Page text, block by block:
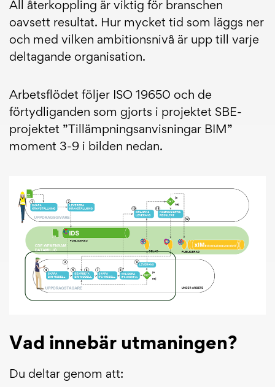
All återkoppling är viktig för branschen
oavsett resultat. Hur mycket tid som läggs ner
och med vilken ambitionsnivå är upp till varje
deltagande organisation.
Arbetsflödet följer ISO 19650 och de
förtydliganden som gjorts i projektet SBE-
projektet ”Tillämpningsanvisningar BIM”
moment 3-9 i bilden nedan.
Vad innebär utmaningen?
Du deltar genom att: